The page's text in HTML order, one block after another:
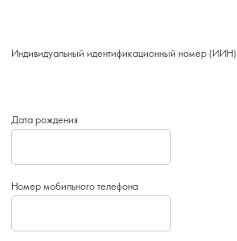
Индивидуальный идентификационный номер (ИИН)
Дата рождения
Номер мобильного телефона